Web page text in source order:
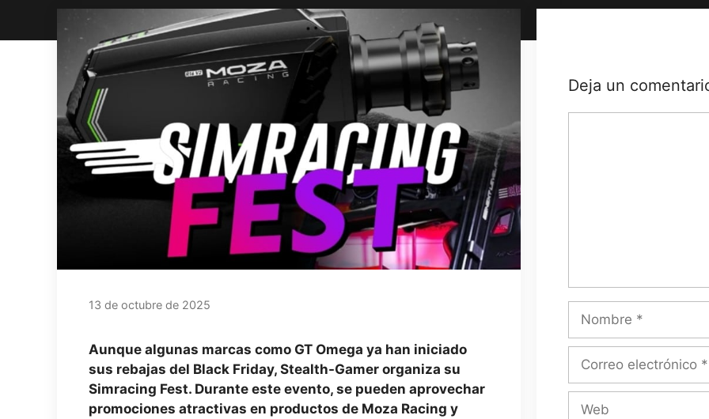
13 de octubre de 2025
Aunque algunas marcas como GT Omega ya han iniciado
sus rebajas del Black Friday, Stealth-Gamer organiza su
Simracing Fest. Durante este evento, se pueden aprovechar
promociones atractivas en productos de Moza Racing y
Deja un
Nombre
Correo
Web